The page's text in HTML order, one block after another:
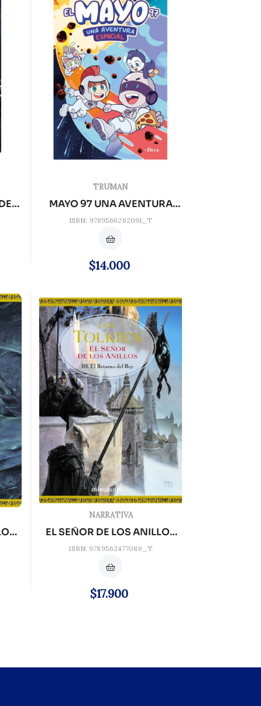
TRUMAN
MAYO 97 UNA AVENTURA
ISBN: 9789566262091_T
Precio
$14.000
NARRATIVA
EL SEÑOR DE LOS ANILLOS
ISBN: 9789562477086_T
Precio
$17.900